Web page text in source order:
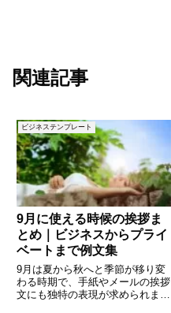
関連記事
ビジネステンプレート
9月に使える時候の挨拶ま
とめ｜ビジネスからプライ
ベートまで例文集
9月は夏から秋へと季節が移り変
わる時期で、手紙やメールの挨拶
文にも独特の表現が求められま